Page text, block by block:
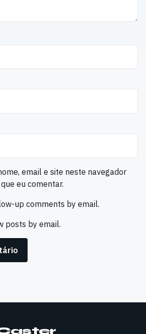
email e site neste navegador
eu comentar.
up comments by email.
posts by email.